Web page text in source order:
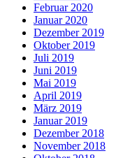
Februar 2020
Januar 2020
Dezember 2019
Oktober 2019
Juli 2019
Juni 2019
Mai 2019
April 2019
März 2019
Januar 2019
Dezember 2018
November 2018